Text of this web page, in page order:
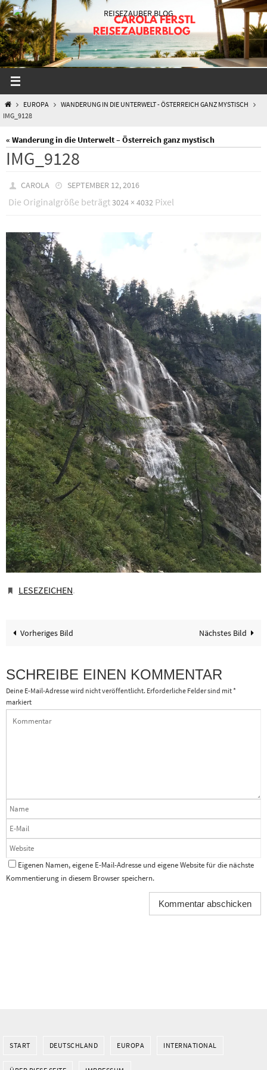
Zum
Inhalt
springen
STARTEUROPA
WANDERUNG IN DIE UNTERWELT - ÖSTERREICH GANZ MYSTISCH
IMG_9128
« Wanderung in die Unterwelt – Österreich ganz mystisch
IMG_9128
CAROLA SEPTEMBER 12, 2016
Die Originalgröße beträgt3024 × 4032 Pixel
LESEZEICHEN.
Vorheriges Bild Nächstes Bild
SCHREIBE EINEN KOMMENTAR
Deine E-Mail-Adresse wird nicht veröffentlicht. Erforderliche Felder sind mit*
markiert
Eigenen Namen, eigene E-Mail-Adresse und eigene Website für die nächste
Kommentierung in diesem Browser speichern.
START DEUTSCHLAND EUROPA INTERNATIONAL